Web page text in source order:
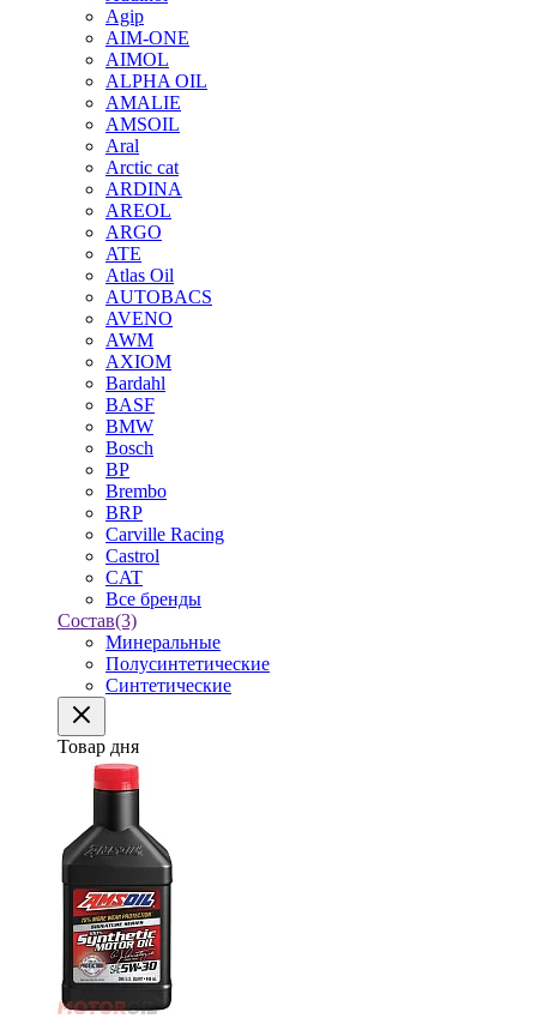
Agip
AIM-ONE
AIMOL
ALPHA OIL
AMALIE
AMSOIL
Aral
Arctic cat
ARDINA
AREOL
ARGO
ATE
Atlas Oil
AUTOBACS
AVENO
AWM
AXIOM
Bardahl
BASF
BMW
Bosch
BP
Brembo
BRP
Carville Racing
Castrol
CAT
Все бренды
Состав(3)
Минеральные
Полусинтетические
Синтетические
Товар дня